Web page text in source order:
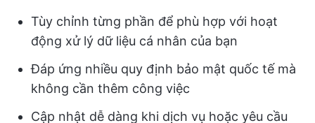
Tùy chỉnh từng phần để phù hợp với hoạt
động xử lý dữ liệu cá nhân của bạn
Đáp ứng nhiều quy định bảo mật quốc tế mà
không cần thêm công việc
Cập nhật dễ dàng khi dịch vụ hoặc yêu cầu